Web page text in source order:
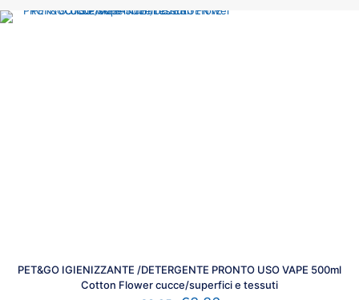
PET&GO IGIENIZZANTE /DETERGENTE PRONTO USO VAPE 500ml
Cotton Flower cucce/superfici e tessuti